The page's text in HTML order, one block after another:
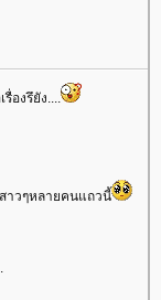
องรึยัง....
สาวๆหลายคนแถวนี้